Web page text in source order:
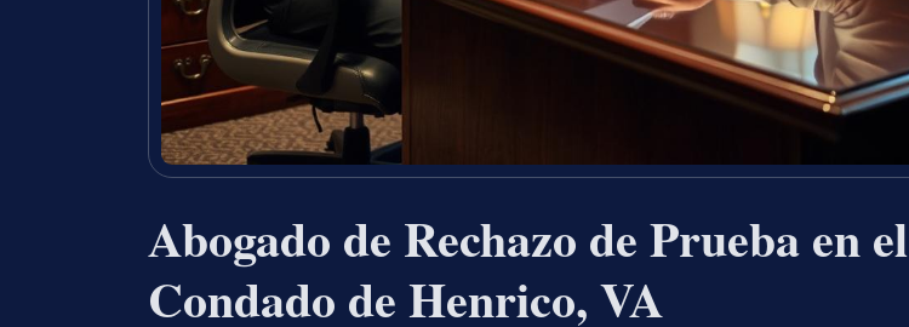
Abogado de Rechazo de Prueba en el
Condado de Henrico, VA